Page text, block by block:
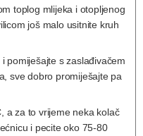
toplog mlijeka i otopljenog
još malo usitnite kruh
pomiješajte s zaslađivačem
sve dobro promiješajte pa
a za to vrijeme neka kolač
i pecite oko 75-80